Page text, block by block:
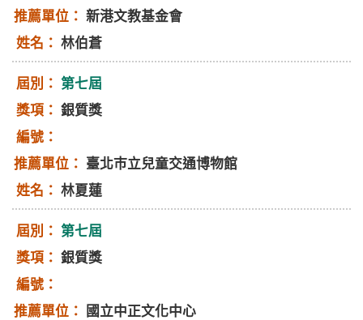
新港文教基金會
林伯蒼
第七屆
銀質獎
臺北巿立兒童交通博物館
林夏蓮
第七屆
銀質獎
國立中正文化中心